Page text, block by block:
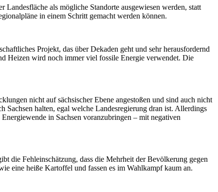
als mögliche Standorte ausgewiesen werden, statt
in einem Schritt gemacht werden können.
Projekt, das über Dekaden geht und sehr herausfordernd
Heizen wird noch immer viel fossile Energie verwendet. Die
nicht auf sächsischer Ebene angestoßen und sind auch nicht
Sachsen halten, egal welche Landesregierung dran ist. Allerdings
in Sachsen voranzubringen – mit negativen
die Fehleinschätzung, dass die Mehrheit der Bevölkerung gegen
eine heiße Kartoffel und fassen es im Wahlkampf kaum an.